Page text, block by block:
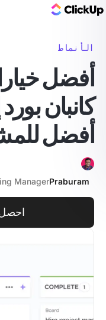
الأنماط
أفضل
كانبان
أفضل
Praburam
Manager